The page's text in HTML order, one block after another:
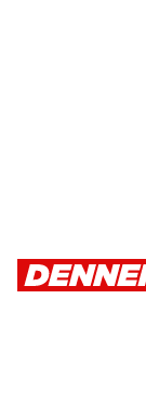
Les
acheté